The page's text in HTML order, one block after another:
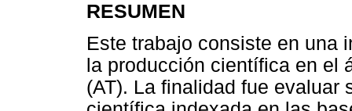
RESUMEN
Este trabajo consiste en una
la producción científica en el
(AT). La finalidad fue evaluar